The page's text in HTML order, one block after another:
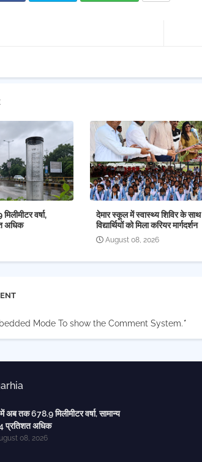
वर्षा,
अधिक
देमार स्कूल में स्वास्थ्य शिविर के साथ
विद्यार्थियों को मिला करियर मार्गदर्शन
August 08, 2026
Mode To show the Comment System.*
अब तक 678.9 मिलीमीटर वर्षा, सामान्य
प्रतिशत अधिक
08, 2026